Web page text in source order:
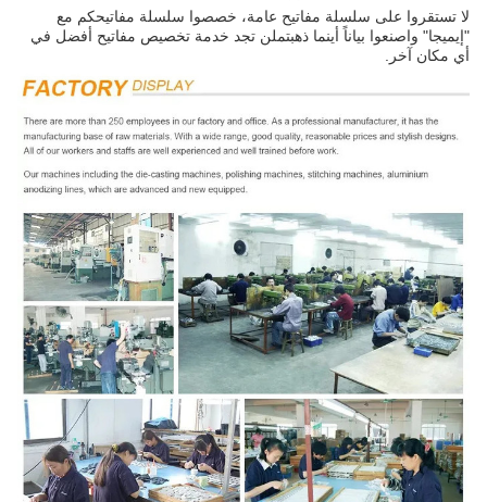
لا تستقروا على سلسلة مفاتيح عامة، خصصوا سلسلة مفاتيحكم مع
"إيميجا" واصنعوا بياناً أينما ذهبتملن تجد خدمة تخصيص مفاتيح أفضل في
أي مكان آخر.